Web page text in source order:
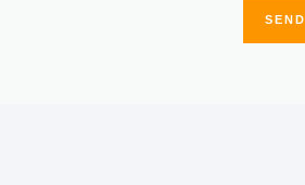
SEND